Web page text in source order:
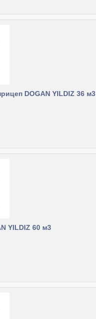
DOGAN YILDIZ 36 м3
YILDIZ 60 м3